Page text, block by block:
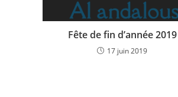
Fête de fin d’année 2019
17 juin 2019